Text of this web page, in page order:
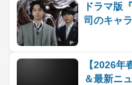
ドラマ版
司のキャ
【2026
＆最新ニ